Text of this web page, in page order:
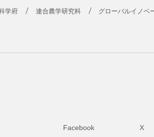
学府 連合農学研究科 グローバルイノベ
Facebook
X